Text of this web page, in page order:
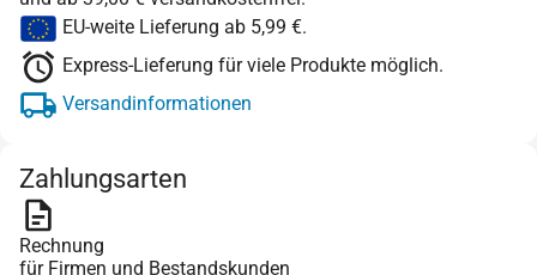
EU-weite Lieferung ab 5,99 €.
Express-Lieferung für viele Produkte möglich.
Versandinformationen
Zahlungsarten
Rechnung
für Firmen und Bestandskunden